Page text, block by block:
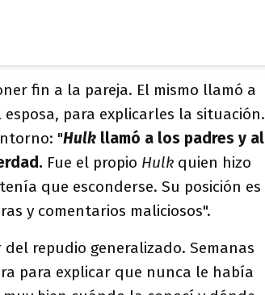
fin a la pareja. El mismo llamó a
para explicarles la situación.
"Hulk llamó a los padres y al
Fue el propio Hulk quien hizo
que esconderse. Su posición es
y comentarios maliciosos".
del repudio generalizado. Semanas
para explicar que nunca le había